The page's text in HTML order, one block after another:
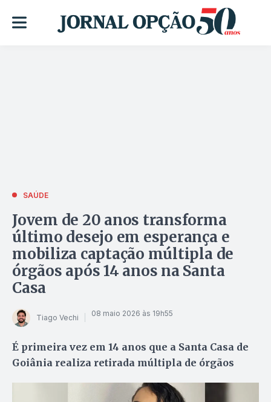
SAÚDE
Jovem de 20 anos transforma
último desejo em esperança e
mobiliza captação múltipla de
órgãos após 14 anos na Santa
Casa
Tiago Vechi 08 maio 2026 às 19h55
É primeira vez em 14 anos que a Santa Casa de
Goiânia realiza retirada múltipla de órgãos